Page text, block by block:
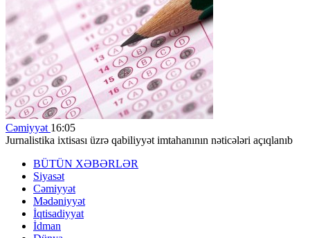
Cəmiyyət 16:05
Jurnalistika ixtisası üzrə qabiliyyət imtahanının nəticələri açıqlanıb
BÜTÜN XƏBƏRLƏR
Siyasət
Cəmiyyət
Mədəniyyət
İqtisadiyyat
İdman